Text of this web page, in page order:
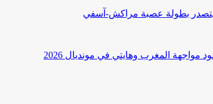
يتصدر بطولة عصبة مراكش-آسفي
مواجهة المغرب وهايتي في مونديال 2026